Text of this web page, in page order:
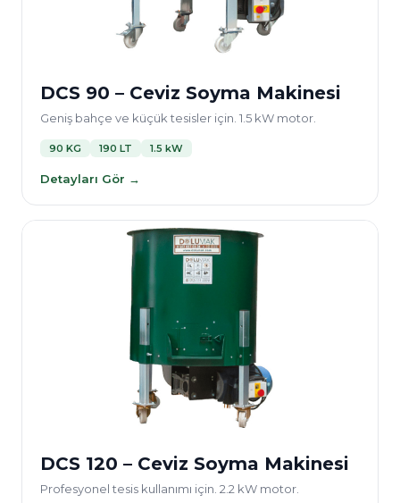
DCS 90 – Ceviz Soyma Makinesi
Geniş bahçe ve küçük tesisler için. 1.5 kW motor.
90 KG 190 LT 1.5 kW
Detayları Gör →
DCS 120 – Ceviz Soyma Makinesi
Profesyonel tesis kullanımı için. 2.2 kW motor.